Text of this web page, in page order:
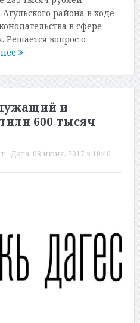
района в ходе
в сфере
Решается вопрос о
и
600 тысяч
Дата: 08 июня, 2017 в 10:40